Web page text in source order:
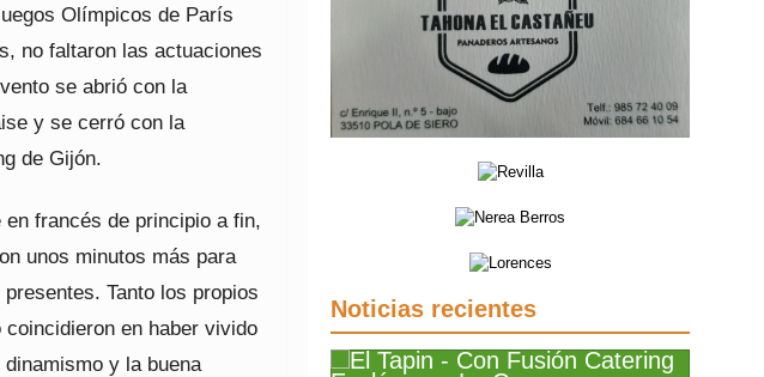
Olímpicos de París
no faltaron las actuaciones
se abrió con la
y se cerró con la
de Gijón.
francés de principio a fin,
unos minutos más para
Tanto los propios
en haber vivido
y la buena
Noticias recientes